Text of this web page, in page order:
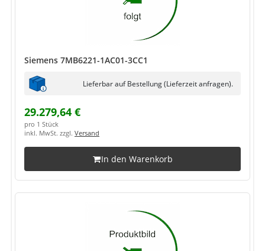
Siemens 7MB6221-1AC01-3CC1
Lieferbar auf Bestellung (Lieferzeit anfragen).
29.279,64 €
pro 1 Stück
inkl. MwSt. zzgl. Versand
In den Warenkorb